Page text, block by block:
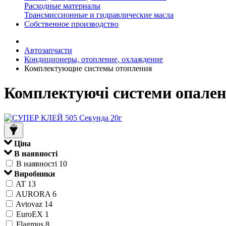
Расходные материалы
Трансмиссионные и гидравлические масла
Собственное производство
Автозапчасти
Кондиционеры, отопление, охлаждение
Комплектующие системы отопления
Комплектуючі системи
Ціна
В наявності
В наявності 10
Виробники
AT 13
AURORA 6
Avtovaz 14
EuroEX 1
Flagmus 8